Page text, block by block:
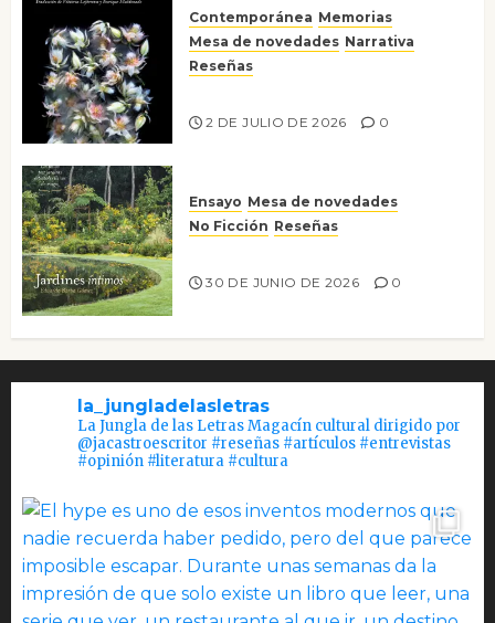
Contemporánea Memorias
Mesa de novedades Narrativa
Reseñas
2 DE JULIO DE 2026 0
Ensayo Mesa de novedades
No Ficción Reseñas
30 DE JUNIO DE 2026 0
la_jungladelasletras
La Jungla de las Letras Magacín cultural dirigido por
@jacastroescritor #reseñas #artículos #entrevistas
#opinión #literatura #cultura